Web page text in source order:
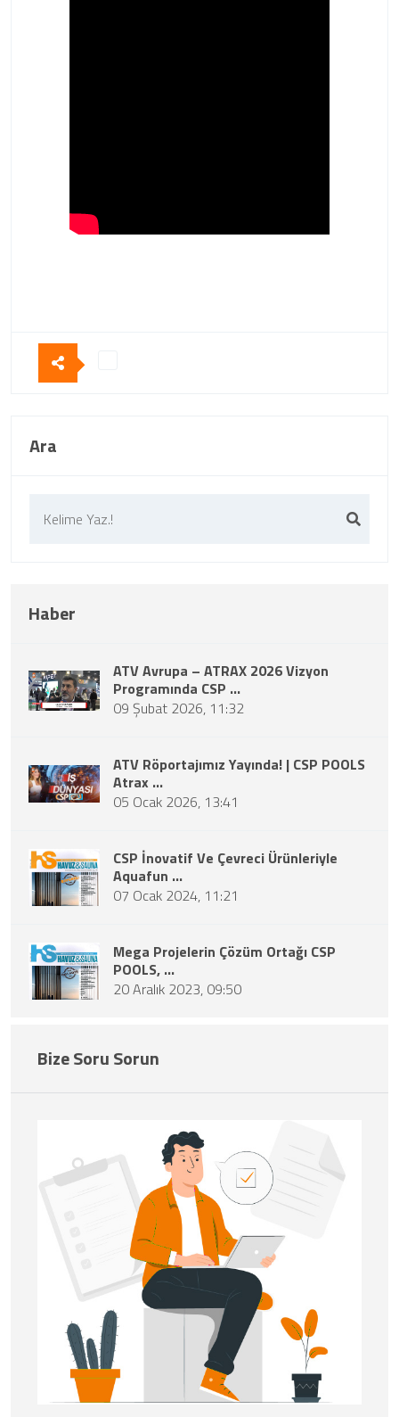
Ara
Haber
ATV Avrupa – ATRAX 2026 Vizyon
Programında CSP ...
09 Şubat 2026, 11:32
ATV Röportajımız Yayında! | CSP POOLS
Atrax ...
05 Ocak 2026, 13:41
CSP İnovatif Ve Çevreci Ürünleriyle
Aquafun ...
07 Ocak 2024, 11:21
Mega Projelerin Çözüm Ortağı CSP
POOLS, ...
20 Aralık 2023, 09:50
Bize Soru Sorun